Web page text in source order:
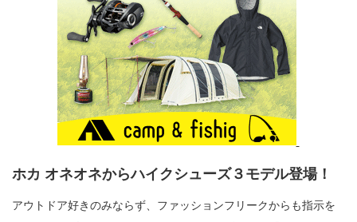
ホカ オネオネからハイクシューズ３モデル登場！
アウトドア好きのみならず、ファッションフリークからも指示を